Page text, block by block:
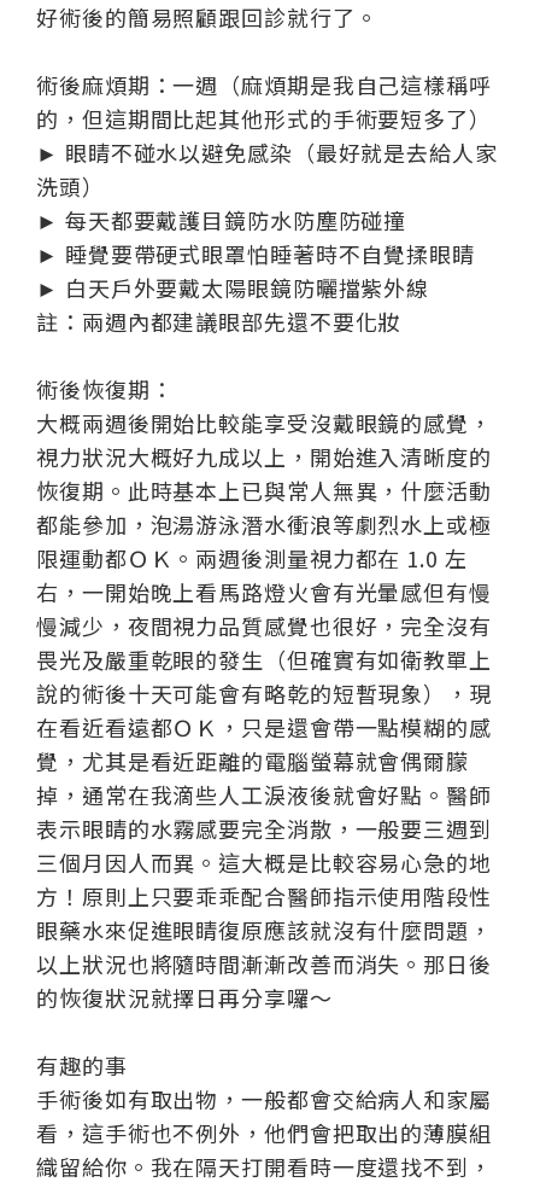
好術後的簡易照顧跟回診就行了。
術後麻煩期：一週（麻煩期是我自己這樣稱呼
的，但這期間比起其他形式的手術要短多了）
► 眼睛不碰水以避免感染（最好就是去給人家
洗頭）
► 每天都要戴護目鏡防水防塵防碰撞
► 睡覺要帶硬式眼罩怕睡著時不自覺揉眼睛
► 白天戶外要戴太陽眼鏡防曬擋紫外線
註：兩週內都建議眼部先還不要化妝
術後恢復期：
大概兩週後開始比較能享受沒戴眼鏡的感覺，
視力狀況大概好九成以上，開始進入清晰度的
恢復期。此時基本上已與常人無異，什麼活動
都能參加，泡湯游泳潛水衝浪等劇烈水上或極
限運動都ＯＫ。兩週後測量視力都在 1.0 左
右，一開始晚上看馬路燈火會有光暈感但有慢
慢減少，夜間視力品質感覺也很好，完全沒有
畏光及嚴重乾眼的發生（但確實有如衛教單上
說的術後十天可能會有略乾的短暫現象），現
在看近看遠都ＯＫ，只是還會帶一點模糊的感
覺，尤其是看近距離的電腦螢幕就會偶爾朦
掉，通常在我滴些人工淚液後就會好點。醫師
表示眼睛的水霧感要完全消散，一般要三週到
三個月因人而異。這大概是比較容易心急的地
方！原則上只要乖乖配合醫師指示使用階段性
眼藥水來促進眼睛復原應該就沒有什麼問題，
以上狀況也將隨時間漸漸改善而消失。那日後
的恢復狀況就擇日再分享囉～
有趣的事
手術後如有取出物，一般都會交給病人和家屬
看，這手術也不例外，他們會把取出的薄膜組
織留給你。我在隔天打開看時一度還找不到，